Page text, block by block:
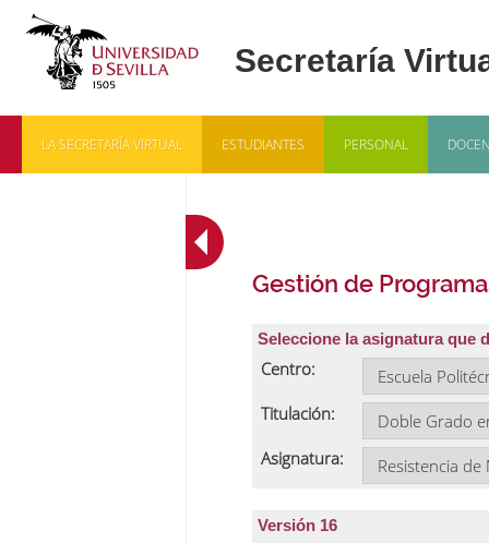
LA SECRETARÍA VIRTUAL ESTUDIANTES PERSONAL
Gestión de
Seleccione la asignatura que
Centro:
Titulación:
Asignatura:
Versión 16